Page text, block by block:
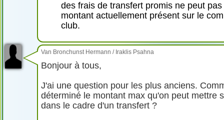
des frais de transfert promis ne peut
montant actuellement présent sur le
club.
Van Bronchunst Hermann / Iraklis Psahna
Bonjour à tous,
J'ai une question pour les plus anciens.
déterminé le montant max qu'on peut mettre
dans le cadre d'un transfert ?